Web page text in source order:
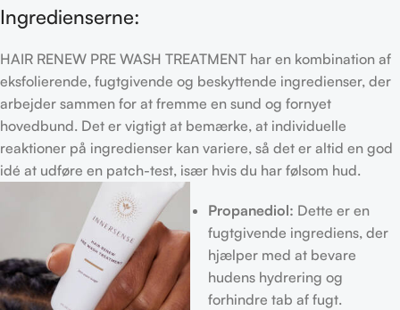
Ingredienserne:
HAIR RENEW PRE WASH TREATMENT har en kombination af
eksfolierende, fugtgivende og beskyttende ingredienser, der
arbejder sammen for at fremme en sund og fornyet
hovedbund. Det er vigtigt at bemærke, at individuelle
reaktioner på ingredienser kan variere, så det er altid en god
idé at udføre en patch-test, især hvis du har følsom hud.
Propanediol: Dette er en
fugtgivende ingrediens, der
hjælper med at bevare
hudens hydrering og
forhindre tab af fugt.